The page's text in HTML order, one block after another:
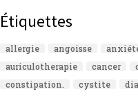
Étiquettes
allergie angoisse
auriculotherapie
cancer
constipation.
cystite